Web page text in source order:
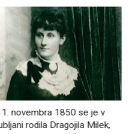
novembra 1850 se je v
rodila Dragojila Milek,